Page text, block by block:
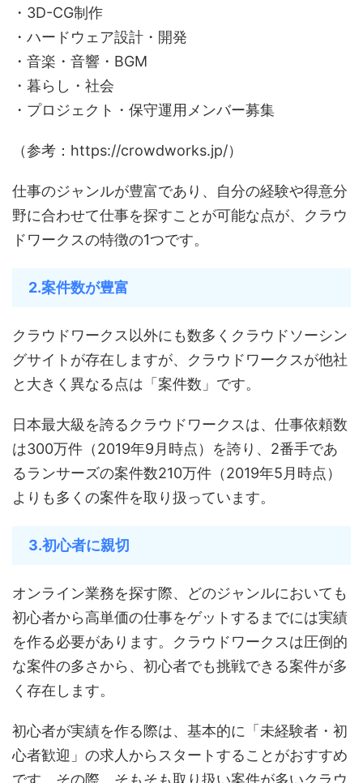
・3D-CG制作
・ハードウェア設計・開発
・音楽・音響・BGM
・暮らし・社会
・プロジェクト・保守運用メンバー募集
（参考：https://crowdworks.jp/）
仕事のジャンルが豊富であり、自分の経験や得意分
野に合わせて仕事を探すことが可能な点が、クラウ
ドワークスの特徴の1つです。
2.案件数が豊富
クラウドワークス以外にも数多くクラウドソーシン
グサイトが存在しますが、クラウドワークスが他社
と大きく異なる点は「案件数」です。
日本最大級を誇るクラウドワークスは、仕事依頼数
は300万件（2019年9月時点）を誇り、2番手であ
るランサーズの案件数210万件（2019年5月時点）
よりも多くの案件を取り扱っています。
3.初心者に親切
オンライン業務を探す際、どのジャンルにおいても
初心者から高単価の仕事をゲットするまでには実績
を作る必要があります。クラウドワークスは圧倒的
な案件の多さから、初心者でも挑戦できる案件が多
く存在します。
初心者が実績を作る際は、基本的に「未経験者・初
心者歓迎」の求人からスタートすることがおすすめ
です。その際、そもそも取り扱い案件が多いクラウ